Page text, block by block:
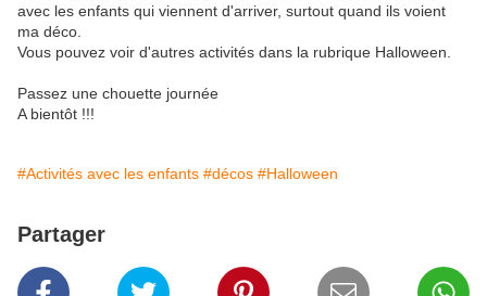
avec les enfants qui viennent d'arriver, surtout quand ils voient
ma déco.
Vous pouvez voir d'autres activités dans la rubrique Halloween.
Passez une chouette journée
A bientôt !!!
#Activités avec les enfants #décos #Halloween
Partager